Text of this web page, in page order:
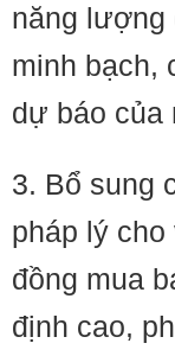
năng lượng
minh bạch,
dự báo của
3. Bổ sung
pháp lý
đồng mua
định cao,